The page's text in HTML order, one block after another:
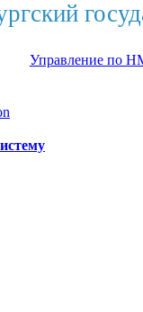
Управление по